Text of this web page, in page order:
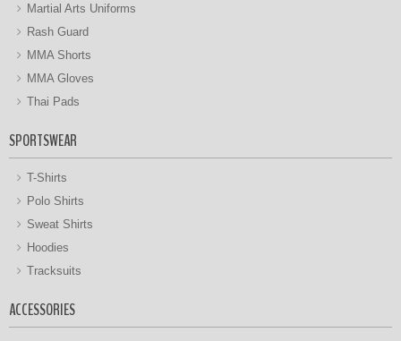
Martial Arts Uniforms
Rash Guard
MMA Shorts
MMA Gloves
Thai Pads
SPORTSWEAR
T-Shirts
Polo Shirts
Sweat Shirts
Hoodies
Tracksuits
ACCESSORIES